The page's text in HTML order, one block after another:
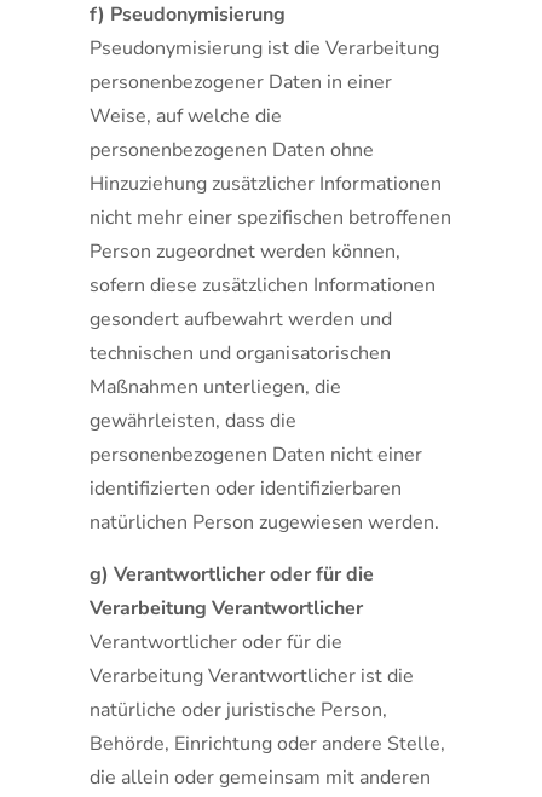
f) Pseudonymisierung
Pseudonymisierung ist die Verarbeitung
personenbezogener Daten in einer
Weise, auf welche die
personenbezogenen Daten ohne
Hinzuziehung zusätzlicher Informationen
nicht mehr einer spezifischen betroffenen
Person zugeordnet werden können,
sofern diese zusätzlichen Informationen
gesondert aufbewahrt werden und
technischen und organisatorischen
Maßnahmen unterliegen, die
gewährleisten, dass die
personenbezogenen Daten nicht einer
identifizierten oder identifizierbaren
natürlichen Person zugewiesen werden.
g) Verantwortlicher oder für die
Verarbeitung Verantwortlicher
Verantwortlicher oder für die
Verarbeitung Verantwortlicher ist die
natürliche oder juristische Person,
Behörde, Einrichtung oder andere Stelle,
die allein oder gemeinsam mit anderen